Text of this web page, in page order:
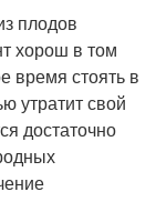
плодов
хорош в том
время стоять в
утратит свой
достаточно